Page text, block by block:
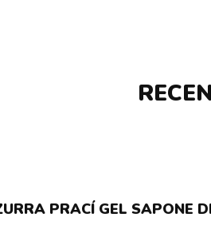
PRACÍ GEL SAPONE